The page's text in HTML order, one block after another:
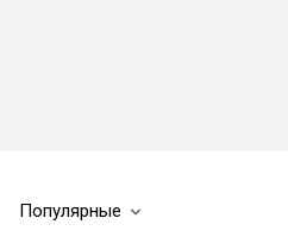
Популярные